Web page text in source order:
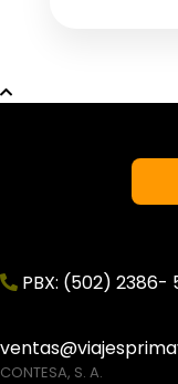
PBX: (502) 2386-
CONTESA, S. A.